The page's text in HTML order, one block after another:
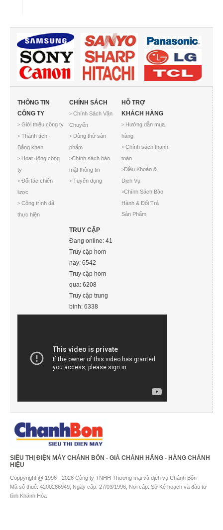
THÔNG TIN
CÔNG TY
> Giới thiệu công ty
> Thành tích -
Bằng khen
> Hoạt động công
ty
> Đối tác chiến
lược
> Công trình đã
thực hiện
CHÍNH SÁCH
> Chính Sách Vận
Chuyển
> Dùng thử sản
phẩm
>Chính sách bảo
mật thông tin
> Tuyển dụng
HỖ TRỢ
KHÁCH HÀNG
>Hướng dẫn mua
hàng
>Chính sách thanh
toán
>Điều Khoản &
Dịch Vụ
>Chính Sách Bảo
Hành & Đổi Trả
Sản Phẩm
TRUY CẬP
Đang online: 41
Truy cập hom
nay: 6542
Truy cập hom
qua: 6208
Truy cập trung
binh: 6338
SIÊU THỊ ĐIỆN MÁY CHÁNH BỔN - GIÁ CHÁNH HÃNG - HÀNG CHÁNH
HIỆU
Coppyright @ 1996 - 2026 Công ty TNHH Thương mại và dịch vụ Chánh Bổn
Mã số thuế: 4200286949, Ngày cấp: 27/03/1996, Nơi cấp: Sở Kế hoạch và đầu tư
tỉnh Khánh Hòa